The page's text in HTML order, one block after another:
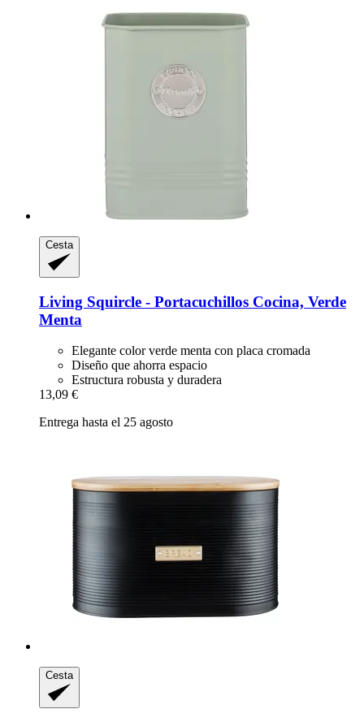
Cesta
Living Squircle -​ Portacuchillos Cocina, Verde
Menta
Elegante color verde menta con placa cromada
Diseño que ahorra espacio
Estructura robusta y duradera
13,09 €
Entrega hasta el 25 agosto
Cesta